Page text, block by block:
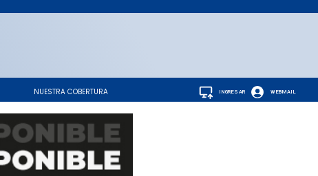
NUESTRA COBERTURA WEBMAIL
INGRESAR